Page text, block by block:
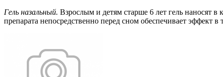
Гель назальный. Взрослым и детям старше 6 лет гель наносят
препарата непосредственно перед сном обеспечивает эффект в